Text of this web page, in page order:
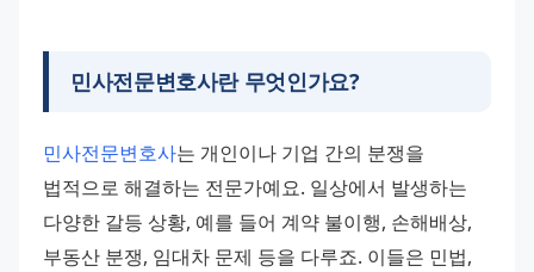
민사전문변호사란 무엇인가요?
민사전문변호사는 개인이나 기업 간의 분쟁을
법적으로 해결하는 전문가예요. 일상에서 발생하는
다양한 갈등 상황, 예를 들어 계약 불이행, 손해배상,
부동산 분쟁, 임대차 문제 등을 다루죠. 이들은 민법,